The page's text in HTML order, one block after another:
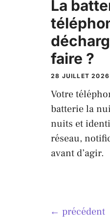
La
faire ?
28 JUILLET 2026
Votre
batterie la
nuits et
réseau,
avant d’agir.
← précédent